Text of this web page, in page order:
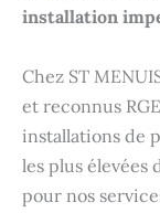
installation
Chez ST
et reconnus
installations de
les plus
pour nos